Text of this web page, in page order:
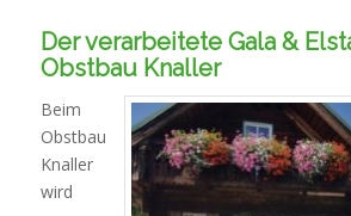
or
the
Der verarbeitete Gala &
Obstbau Knaller
Beim
Obstbau
Knaller
wird